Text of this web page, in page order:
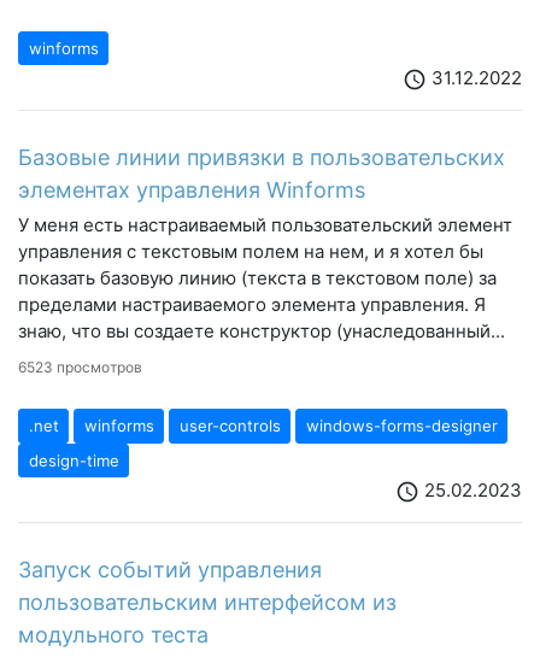
winforms
schedule 31.12.2022
Базовые линии привязки в пользовательских
элементах управления Winforms
У меня есть настраиваемый пользовательский элемент
управления с текстовым полем на нем, и я хотел бы
показать базовую линию (текста в текстовом поле) за
пределами настраиваемого элемента управления. Я
знаю, что вы создаете конструктор (унаследованный...
6523 просмотров
.net winforms user-controls
windows-forms-designer
design-time
schedule 25.02.2023
Запуск событий управления
пользовательским интерфейсом из
модульного теста